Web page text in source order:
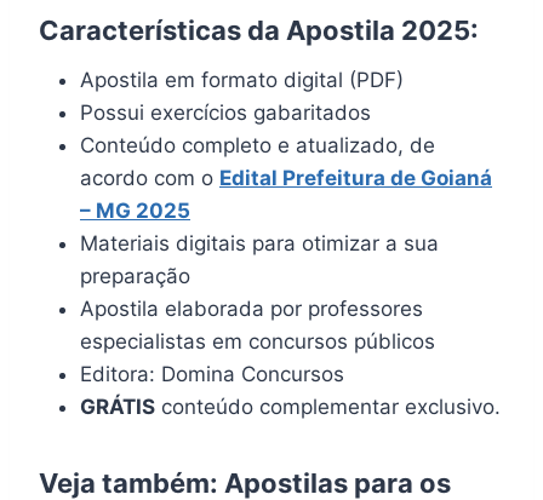
Características da Apostila 2025:
Apostila em formato digital (PDF)
Possui exercícios gabaritados
Conteúdo completo e atualizado, de
acordo com o Edital Prefeitura de Goianá
– MG 2025
Materiais digitais para otimizar a sua
preparação
Apostila elaborada por professores
especialistas em concursos públicos
Editora: Domina Concursos
GRÁTIS conteúdo complementar exclusivo.
Veja também: Apostilas para os